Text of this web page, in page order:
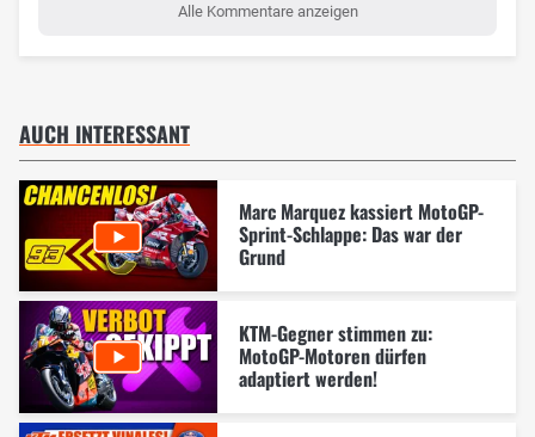
Alle Kommentare anzeigen
AUCH INTERESSANT
Marc Marquez kassiert MotoGP-
Sprint-Schlappe: Das war der
Grund
KTM-Gegner stimmen zu:
MotoGP-Motoren dürfen
adaptiert werden!